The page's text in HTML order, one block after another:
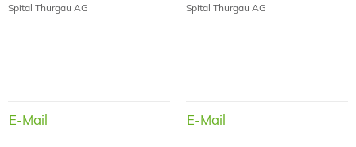
Spital Thurgau AG
E-Mail
Spital Thurgau AG
E-Mail